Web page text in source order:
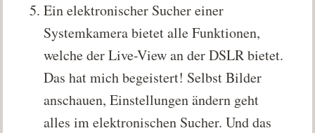
Ein elektronischer Sucher einer
Systemkamera bietet alle Funktionen,
welche der Live-View an der DSLR bietet.
Das hat mich begeistert! Selbst Bilder
anschauen, Einstellungen ändern geht
alles im elektronischen Sucher. Und das